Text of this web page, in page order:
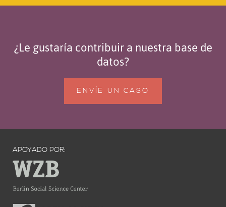
¿Le gustaría contribuir a nuestra base de
datos?
ENVÍE UN CASO
APOYADO POR: